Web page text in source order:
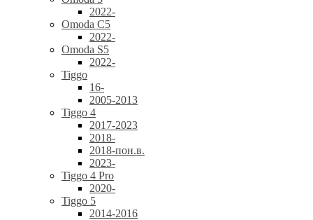
2022-
Omoda C5
2022-
Omoda S5
2022-
Tiggo
16-
2005-2013
Tiggo 4
2017-2023
2018-
2018-пон.в.
2023-
Tiggo 4 Pro
2020-
Tiggo 5
2014-2016